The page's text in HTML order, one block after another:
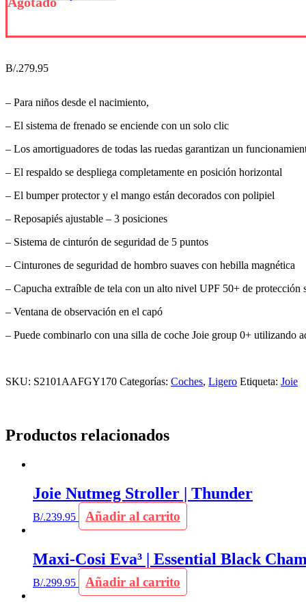
B/.279.95
– Para niños desde el nacimiento,
– El sistema de frenado se enciende con un solo clic
– Los amortiguadores de todas las ruedas garantizan un
– El respaldo se despliega completamente en posición horizontal
– El bumper protector y el mango están decorados con polipiel
– Reposapiés ajustable – 3 posiciones
– Sistema de cinturón de seguridad de 5 puntos
– Cinturones de seguridad de hombro suaves con hebilla magnética
– Capucha extraíble de tela con un alto nivel UPF 50+ de protección
– Ventana de observación en el capó
– Puede combinarlo con una silla de coche Joie group 0+ utilizando
SKU: S2101AAFGY170 Categorías: Coches, Ligero Etiqueta: Joie
Productos relacionados
Joie Nutmeg Stroller | Thunder
B/.239.95 Añadir al carrito
Maxi-Cosi Eva³ | Essential Black
B/.299.95 Añadir al carrito